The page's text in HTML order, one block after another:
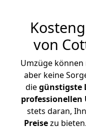
von
Umzüge
aber keine
diegünstigste
professionellen
stets daran,
Preisezu